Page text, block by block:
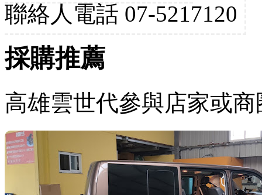
聯絡人電話 07-5217120
採購推薦
高雄雲世代參與店家或